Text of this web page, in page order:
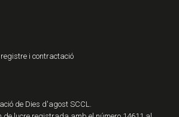
i contractació
de Dies d'agost SCCL.